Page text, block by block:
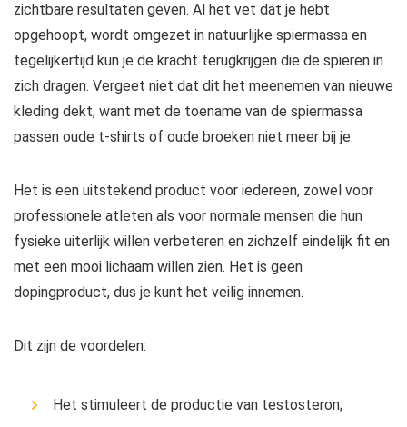
zichtbare resultaten geven. Al het vet dat je hebt
opgehoopt, wordt omgezet in natuurlijke spiermassa en
tegelijkertijd kun je de kracht terugkrijgen die de spieren in
zich dragen. Vergeet niet dat dit het meenemen van nieuwe
kleding dekt, want met de toename van de spiermassa
passen oude t-shirts of oude broeken niet meer bij je.
Het is een uitstekend product voor iedereen, zowel voor
professionele atleten als voor normale mensen die hun
fysieke uiterlijk willen verbeteren en zichzelf eindelijk fit en
met een mooi lichaam willen zien. Het is geen
dopingproduct, dus je kunt het veilig innemen.
Dit zijn de voordelen:
Het stimuleert de productie van testosteron;